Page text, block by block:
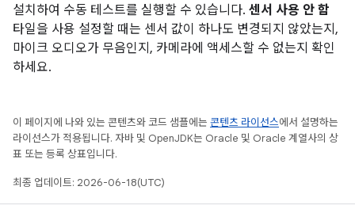
설치하여 수동 테스트를 실행할 수 있습니다. 센서 사용 안 함
타일을 사용 설정할 때는 센서 값이 하나도 변경되지 않았는지,
마이크 오디오가 무음인지, 카메라에 액세스할 수 없는지 확인
하세요.
이 페이지에 나와 있는 콘텐츠와 코드 샘플에는 콘텐츠 라이선스에서 설명하는
라이선스가 적용됩니다. 자바 및 OpenJDK는 Oracle 및 Oracle 계열사의 상
표 또는 등록 상표입니다.
최종 업데이트: 2026-06-18(UTC)